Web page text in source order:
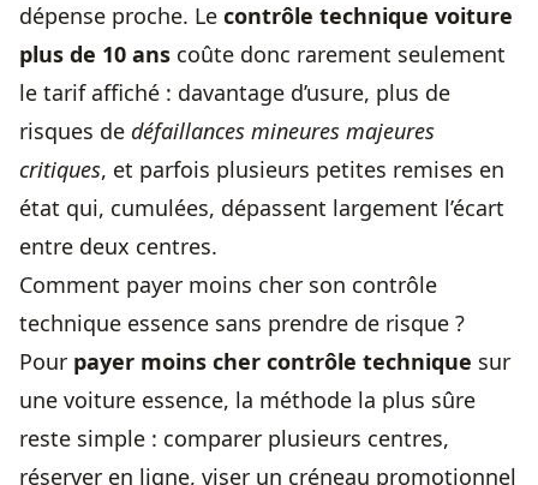
dépense proche. Le contrôle technique voiture
plus de 10 ans coûte donc rarement seulement
le tarif affiché : davantage d’usure, plus de
risques de défaillances mineures majeures
critiques, et parfois plusieurs petites remises en
état qui, cumulées, dépassent largement l’écart
entre deux centres.
Comment payer moins cher son contrôle
technique essence sans prendre de risque ?
Pour payer moins cher contrôle technique sur
une voiture essence, la méthode la plus sûre
reste simple : comparer plusieurs centres,
réserver en ligne, viser un créneau promotionnel